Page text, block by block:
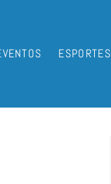
ESPORTES